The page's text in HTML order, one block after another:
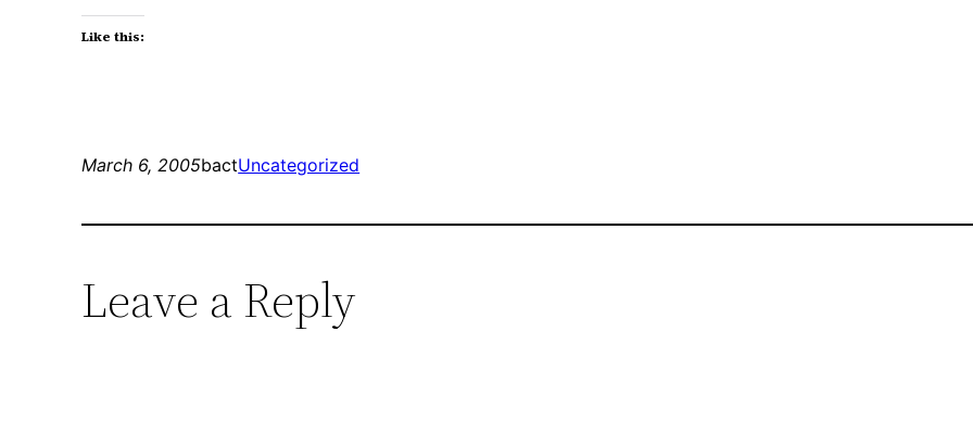
Like this:
March 6, 2005bactUncategorized
Leave a Reply